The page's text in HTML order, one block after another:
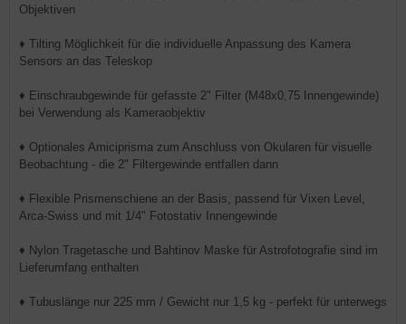
Objektiven
♦ Tilting Möglichkeit für die individuelle Anpassung des Kamera
Sensors an das Teleskop
♦ Einschraubgewinde für gefasste 2" Filter (M48x0,75 Innengewinde)
bei Verwendung als Kameraobjektiv
♦ Optionales Amiciprisma zum Anschluss von Okularen für visuelle
Beobachtung - die 2" Filtergewinde entfallen dann
♦ Flexible Prismenschiene an der Basis, passend für Vixen Level,
Arca-Swiss und mit 1/4" Fotostativ Innengewinde
♦ Nylon Tragetasche und Bahtinov Maske für Astrofotografie sind im
Lieferumfang enthalten
♦ Tubuslänge nur 225 mm / Gewicht nur 1,5 kg - perfekt für unterwegs